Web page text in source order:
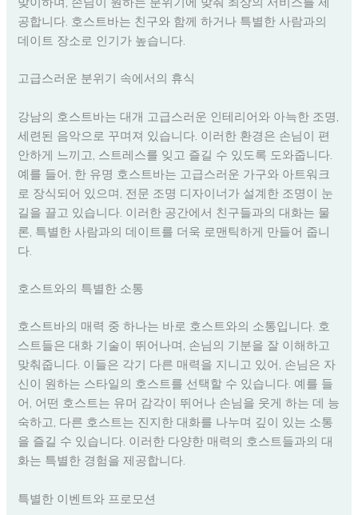
공합니다. 호스트바는 친구와 함께 하거나 특별한 사람과의
데이트 장소로 인기가 높습니다.
고급스러운 분위기 속에서의 휴식
강남의 호스트바는 대개 고급스러운 인테리어와 아늑한 조명,
세련된 음악으로 꾸며져 있습니다. 이러한 환경은 손님이 편
안하게 느끼고, 스트레스를 잊고 즐길 수 있도록 도와줍니다.
예를 들어, 한 유명 호스트바는 고급스러운 가구와 아트워크
로 장식되어 있으며, 전문 조명 디자이너가 설계한 조명이 눈
길을 끌고 있습니다. 이러한 공간에서 친구들과의 대화는 물
론, 특별한 사람과의 데이트를 더욱 로맨틱하게 만들어 줍니
다.
호스트와의 특별한 소통
호스트바의 매력 중 하나는 바로 호스트와의 소통입니다. 호
스트들은 대화 기술이 뛰어나며, 손님의 기분을 잘 이해하고
맞춰줍니다. 이들은 각기 다른 매력을 지니고 있어, 손님은 자
신이 원하는 스타일의 호스트를 선택할 수 있습니다. 예를 들
어, 어떤 호스트는 유머 감각이 뛰어나 손님을 웃게 하는 데 능
숙하고, 다른 호스트는 진지한 대화를 나누며 깊이 있는 소통
을 즐길 수 있습니다. 이러한 다양한 매력의 호스트들과의 대
화는 특별한 경험을 제공합니다.
특별한 이벤트와 프로모션